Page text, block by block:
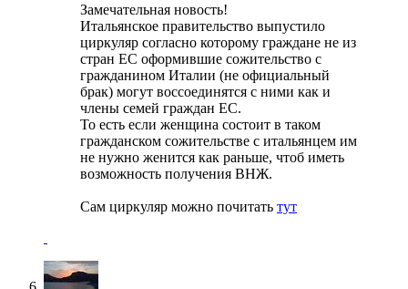
Замечательная новость!
Итальянское правительство выпустило
циркуляр согласно которому граждане не из
стран ЕС оформившие сожительство с
гражданином Италии (не официальный
брак) могут воссоединятся с ними как и
члены семей граждан ЕС.
То есть если женщина состоит в таком
гражданском сожительстве с итальянцем им
не нужно женится как раньше, чтоб иметь
возможность получения ВНЖ.
Сам циркуляр можно почитать тут